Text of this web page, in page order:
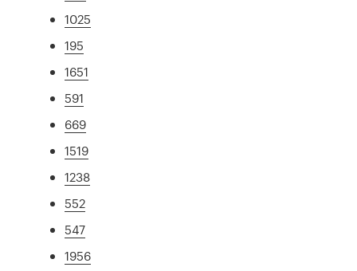
1025
195
1651
591
669
1519
1238
552
547
1956